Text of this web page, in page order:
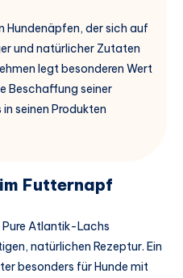
Hundenäpfen, der sich auf
und natürlicher Zutaten
legt besonderen Wert
Beschaffung seiner
seinen Produkten
Futternapf
Pure Atlantik-Lachs
natürlichen Rezeptur. Ein
besonders für Hunde mit